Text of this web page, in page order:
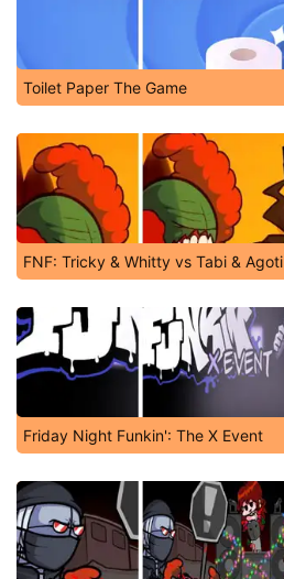
Toilet Paper The Game
FNF: Tricky & Whitty vs Tabi & Agoti
Friday Night Funkin': The X Event